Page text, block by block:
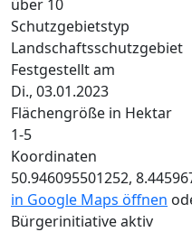
über 10
Schutzgebietstyp
Landschaftsschutzgebiet
Festgestellt am
Di., 03.01.2023
Flächengröße in Hektar
1-5
Koordinaten
50.946095501252,
in Google Maps öffnen
Bürgerinitiative aktiv